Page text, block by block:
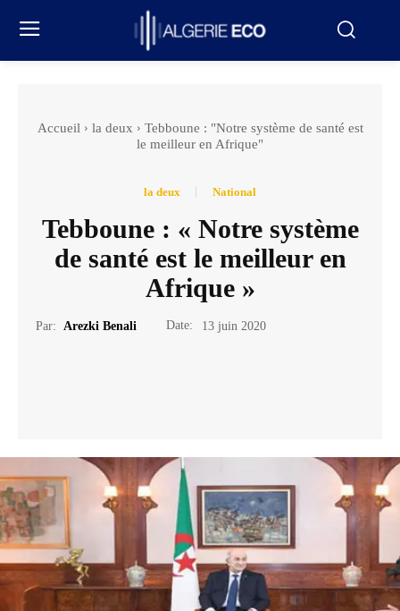
Accueil la deux
Tebboune : "Notre système de santé est
le meilleur en Afrique"
la deux National
Tebboune : « Notre système
de santé est le meilleur en
Afrique »
Par: Arezki Benali Date: 13 juin 2020